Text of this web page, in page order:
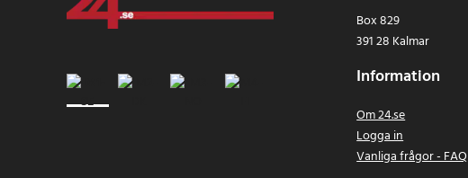
Box 829
391 28 Kalmar
Information
Om 24.se
Logga in
Vanliga frågor - FAQ